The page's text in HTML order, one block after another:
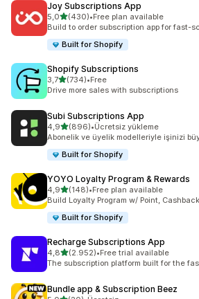
Joy Subscriptions App
5,05 yıldız üzerinden
(430)
toplam 430 değerlendirme
•Free plan available
Build to order subscription app for fast-
Built for Shopify
Shopify Subscriptions
3,75 yıldız üzerinden
(734)
toplam 734 değerlendirme
•Free
Drive more sales with subscriptions
Subi Subscriptions App
4,95 yıldız üzerinden
(896)
toplam 896 değerlendirme
•Ücretsiz yükleme
Abonelik ve üyelik modelleriyle işinizi
Built for Shopify
YOYO Loyalty Program & Rewards
4,95 yıldız üzerinden
(148)
toplam 148 değerlendirme
•Free plan available
Build Loyalty Program w/ Point,
Built for Shopify
Recharge Subscriptions App
4,85 yıldız üzerinden
(2.952)
toplam 2952 değerlendirme
•Free trial available
The subscription platform built for the
Bundle app & Subscription Beez